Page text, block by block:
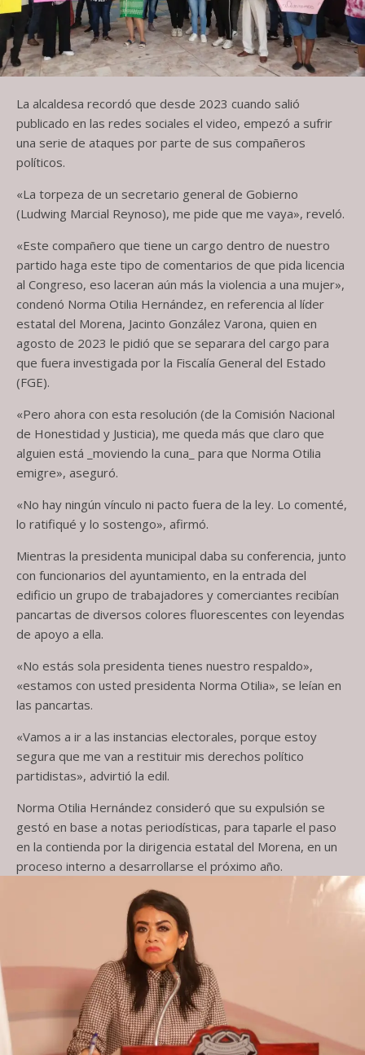
La alcaldesa recordó que desde 2023 cuando salió
publicado en las redes sociales el video, empezó a sufrir
una serie de ataques por parte de sus compañeros
políticos.
«La torpeza de un secretario general de Gobierno
(Ludwing Marcial Reynoso), me pide que me vaya», reveló.
«Este compañero que tiene un cargo dentro de nuestro
partido haga este tipo de comentarios de que pida licencia
al Congreso, eso laceran aún más la violencia a una mujer»,
condenó Norma Otilia Hernández, en referencia al líder
estatal del Morena, Jacinto González Varona, quien en
agosto de 2023 le pidió que se separara del cargo para
que fuera investigada por la Fiscalía General del Estado
(FGE).
«Pero ahora con esta resolución (de la Comisión Nacional
de Honestidad y Justicia), me queda más que claro que
alguien está _moviendo la cuna_ para que Norma Otilia
emigre», aseguró.
«No hay ningún vínculo ni pacto fuera de la ley. Lo comenté,
lo ratifiqué y lo sostengo», afirmó.
Mientras la presidenta municipal daba su conferencia, junto
con funcionarios del ayuntamiento, en la entrada del
edificio un grupo de trabajadores y comerciantes recibían
pancartas de diversos colores fluorescentes con leyendas
de apoyo a ella.
«No estás sola presidenta tienes nuestro respaldo»,
«estamos con usted presidenta Norma Otilia», se leían en
las pancartas.
«Vamos a ir a las instancias electorales, porque estoy
segura que me van a restituir mis derechos político
partidistas», advirtió la edil.
Norma Otilia Hernández consideró que su expulsión se
gestó en base a notas periodísticas, para taparle el paso
en la contienda por la dirigencia estatal del Morena, en un
proceso interno a desarrollarse el próximo año.